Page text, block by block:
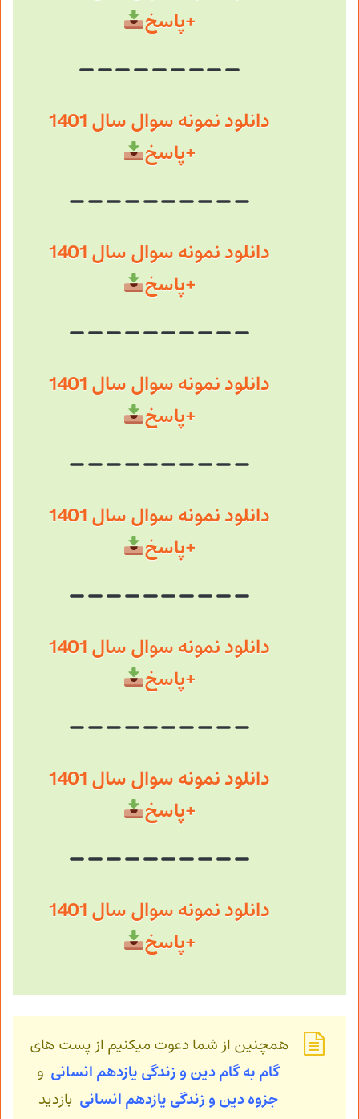
+پاسخ
دانلود نمونه سوال سال 1401
+پاسخ
دانلود نمونه سوال سال 1401
+پاسخ
دانلود نمونه سوال سال 1401
+پاسخ
دانلود نمونه سوال سال 1401
+پاسخ
دانلود نمونه سوال سال 1401
+پاسخ
دانلود نمونه سوال سال 1401
+پاسخ
دانلود نمونه سوال سال 1401
+پاسخ
همچنین از شما دعوت میکنیم از پست های
گام به گام دین و زندگی یازدهم انسانی و
جزوه دین و زندگی یازدهم انسانی بازدید